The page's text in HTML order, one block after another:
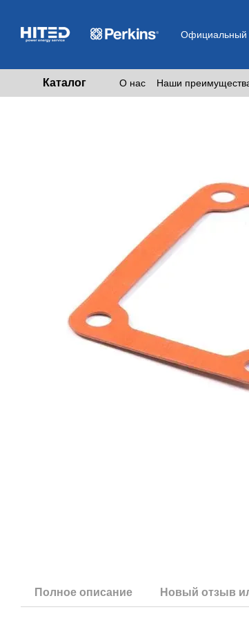
Официальный
Каталог О нас Наши
Полное описание Новый отзыв